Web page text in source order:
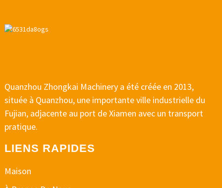
Quanzhou Zhongkai Machinery a été créée en 2013,
située à Quanzhou, une importante ville industrielle du
Fujian, adjacente au port de Xiamen avec un transport
pratique.
LIENS RAPIDES
Maison